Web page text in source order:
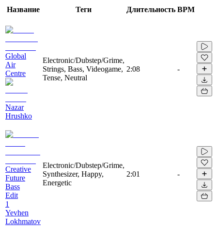
Название Теги Длительность BPM
Global
Air
Centre
Nazar
Hrushko
Electronic/Dubstep/Grime,
Strings, Bass, Videogame,
Tense, Neutral
2:08 -
Creative
Future
Bass
Edit
1
Yevhen
Lokhmatov
Electronic/Dubstep/Grime,
Synthesizer, Happy,
Energetic
2:01 -